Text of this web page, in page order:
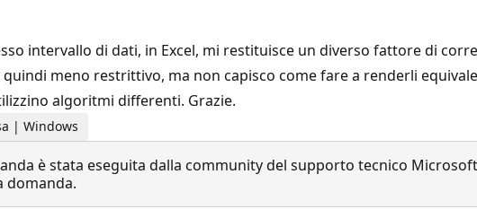
intervallo di dati, in Excel, mi restituisce un diverso fattore di
meno restrittivo, ma non capisco come fare a renderli
algoritmi differenti. Grazie.
| Windows
è stata eseguita dalla community del supporto tecnico
domanda.